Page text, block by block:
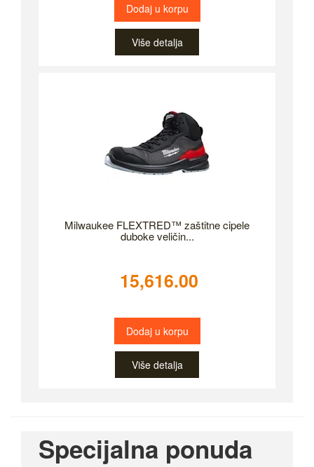
Dodaj u korpu
Više detalja
Milwaukee FLEXTRED™ zaštitne cipele
duboke veličin...
15,616.00
Dodaj u korpu
Više detalja
Specijalna ponuda